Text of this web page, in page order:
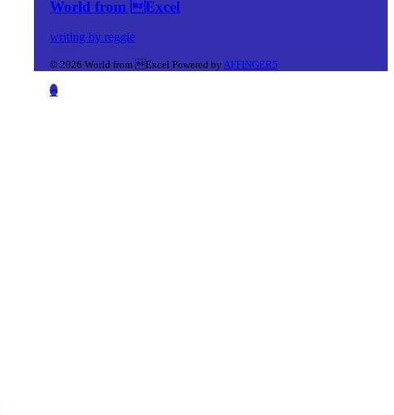
World from Excel
writing by reggie
© 2026 World from Excel Powered by AFFINGER5